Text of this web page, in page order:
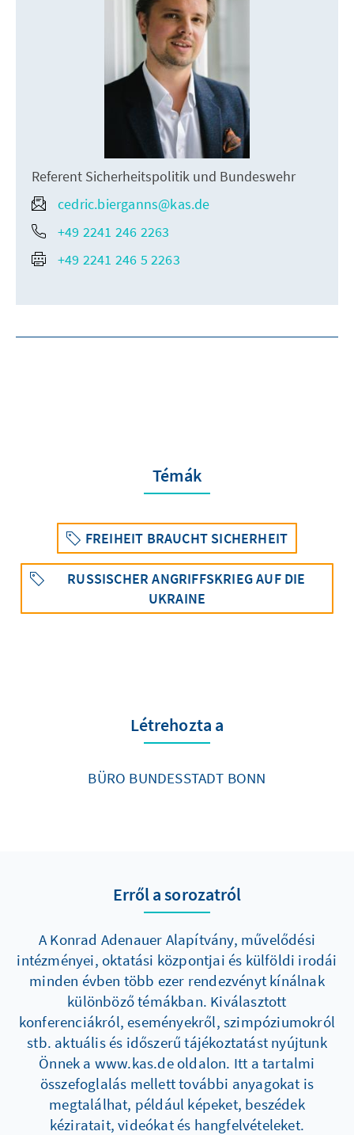
Referent Sicherheitspolitik und Bundeswehr
cedric.bierganns@kas.de
+49 2241 246 2263
+49 2241 246 5 2263
Témák
FREIHEIT BRAUCHT SICHERHEIT
RUSSISCHER ANGRIFFSKRIEG AUF DIE
UKRAINE
Létrehozta a
BÜRO BUNDESSTADT BONN
Erről a sorozatról
A Konrad Adenauer Alapítvány, művelődési
intézményei, oktatási központjai és külföldi irodái
minden évben több ezer rendezvényt kínálnak
különböző témákban. Kiválasztott
konferenciákról, eseményekről, szimpóziumokról
stb. aktuális és időszerű tájékoztatást nyújtunk
Önnek a www.kas.de oldalon. Itt a tartalmi
összefoglalás mellett további anyagokat is
megtalálhat, például képeket, beszédek
kéziratait, videókat és hangfelvételeket.